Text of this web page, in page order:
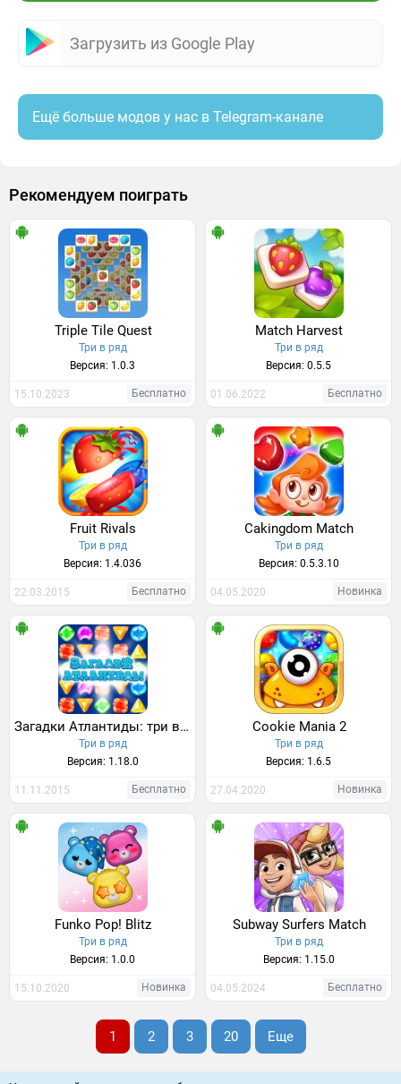
Загрузить из Google Play
Ещё больше модов у нас в Telegram-канале
Рекомендуем поиграть
Triple Tile Quest
Три в ряд
Версия: 1.0.3
15.10.2023 Бесплатно
Match Harvest
Три в ряд
Версия: 0.5.5
01.06.2022 Бесплатно
Fruit Rivals
Три в ряд
Версия: 1.4.036
22.03.2015 Бесплатно
Cakingdom Match
Три в ряд
Версия: 0.5.3.10
04.05.2020 Новинка
Загадки Атлантиды: три в ряд
Три в ряд
Версия: 1.18.0
11.11.2015 Бесплатно
Cookie Mania 2
Три в ряд
Версия: 1.6.5
27.04.2020 Новинка
Funko Pop! Blitz
Три в ряд
Версия: 1.0.0
15.10.2020 Новинка
Subway Surfers Match
Три в ряд
Версия: 1.15.0
04.05.2024 Бесплатно
1 2 3 20 Еще